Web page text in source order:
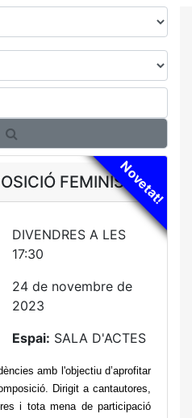
Novetat!
FEMINISTA
DIVENDRES A LES
17:30
24 de novembre de
2023
Espai: SALA D'ACTES
amb l'objectiu d’aprofitar
Dirigit a cantautores,
i tota mena de participació